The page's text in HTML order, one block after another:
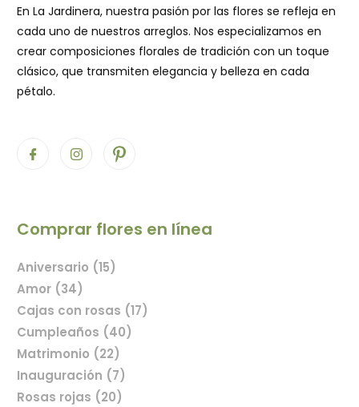
En La Jardinera, nuestra pasión por las flores se refleja en
cada uno de nuestros arreglos. Nos especializamos en
crear composiciones florales de tradición con un toque
clásico, que transmiten elegancia y belleza en cada
pétalo.
Comprar flores en línea
Aniversario (15)
Amor (34)
Cajas con rosas (17)
Cumpleaños (40)
Matrimonio (22)
Inauguración (7)
Rosas rojas (20)